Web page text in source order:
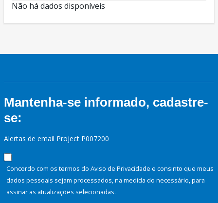
Não há dados disponíveis
Mantenha-se informado, cadastre-
se:
Alertas de email Project P007200
Concordo com os termos do Aviso de Privacidade e consinto que meus
dados pessoais sejam processados, na medida do necessário, para
assinar as atualizações selecionadas.